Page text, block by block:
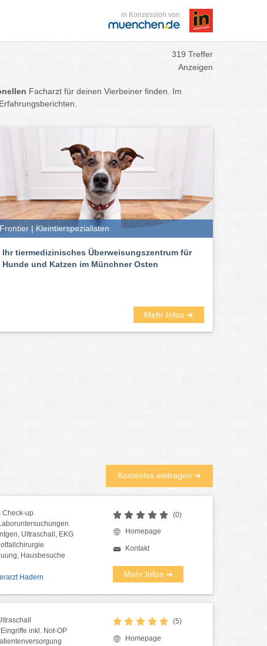
in Konzession von
319 Treffer
Anzeigen
Facharzt für deinen Vierbeiner finden. Im
Frontier | Kleintierspezialisten
Ihr tiermedizinisches Überweisungszentrum für
Hunde und Katzen im Münchner Osten
Mehr Infos ➜
Kostenlos eintragen ➜
Check-up
Ultraschall, EKG
Hausbesuche
Hadern
(0)
Homepage
Kontakt
Mehr Infos ➜
inkl. Not-OP
(5)
Homepage